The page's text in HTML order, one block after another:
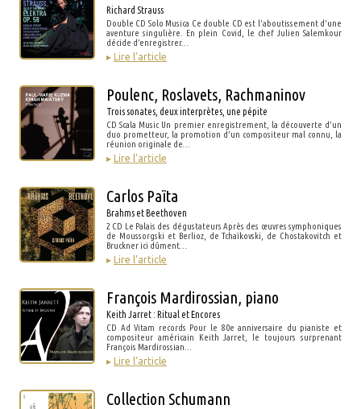
Richard Strauss
Double CD Solo Musica Ce double CD est l’aboutissement d’une
aventure singulière. En plein Covid, le chef Julien Salemkour
décide d’enregistrer…
▸ Lire l’article
Poulenc, Roslavets, Rachmaninov
Trois sonates, deux interprètes, une pépite
CD Scala Music Un premier enregistrement, la découverte d’un
duo prometteur, la promotion d’un compositeur mal connu, la
réunion originale de…
▸ Lire l’article
Carlos Païta
Brahms et Beethoven
2 CD Le Palais des dégustateurs Après des œuvres symphoniques
de Moussorgski et Berlioz, de Tchaïkovski, de Chostakovitch et
Bruckner ici dûment…
▸ Lire l’article
François Mardirossian, piano
Keith Jarret : Ritual et Encores
CD Ad Vitam records Pour le 80e anniversaire du pianiste et
compositeur américain Keith Jarret, le toujours surprenant
François Mardirossian…
▸ Lire l’article
Collection Schumann